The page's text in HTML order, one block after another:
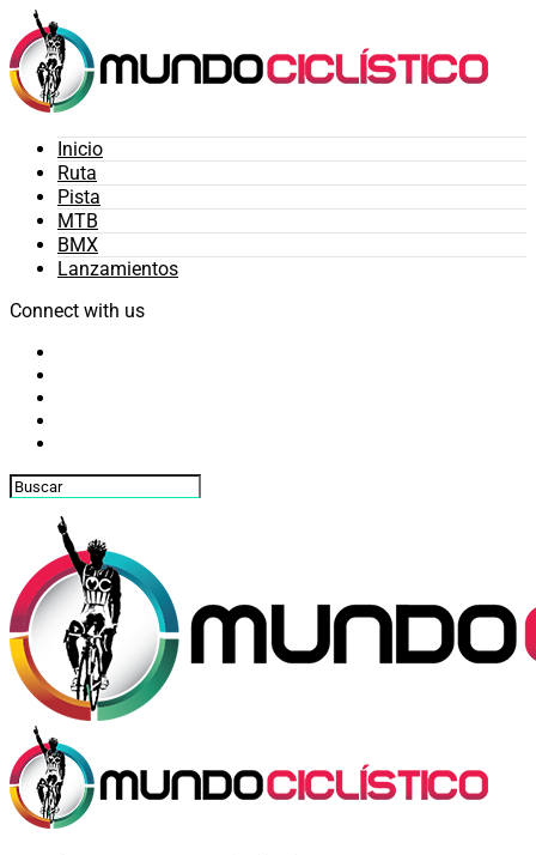
Inicio
Ruta
Pista
MTB
BMX
Lanzamientos
Connect with us